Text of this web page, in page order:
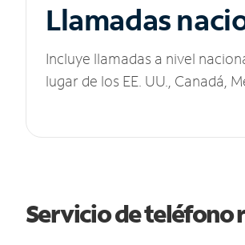
Llamadas
Incluye llamadas a nivel
lugar de los EE. UU., Canadá,
Servicio de teléfono